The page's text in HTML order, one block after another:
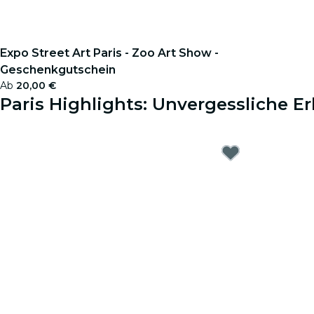
Expo Street Art Paris - Zoo Art Show -
Geschenkgutschein
Ab 20,00 €
Paris Highlights: Unvergessliche